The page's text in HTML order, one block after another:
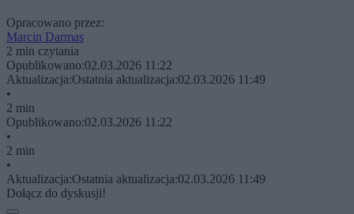
Opracowano przez:
Marcin Darmas
2 min czytania
Opublikowano:02.03.2026 11:22
Aktualizacja:Ostatnia aktualizacja:02.03.2026 11:49
•
2 min
Opublikowano:02.03.2026 11:22
•
2 min
•
Aktualizacja:Ostatnia aktualizacja:02.03.2026 11:49
Dołącz do dyskusji!